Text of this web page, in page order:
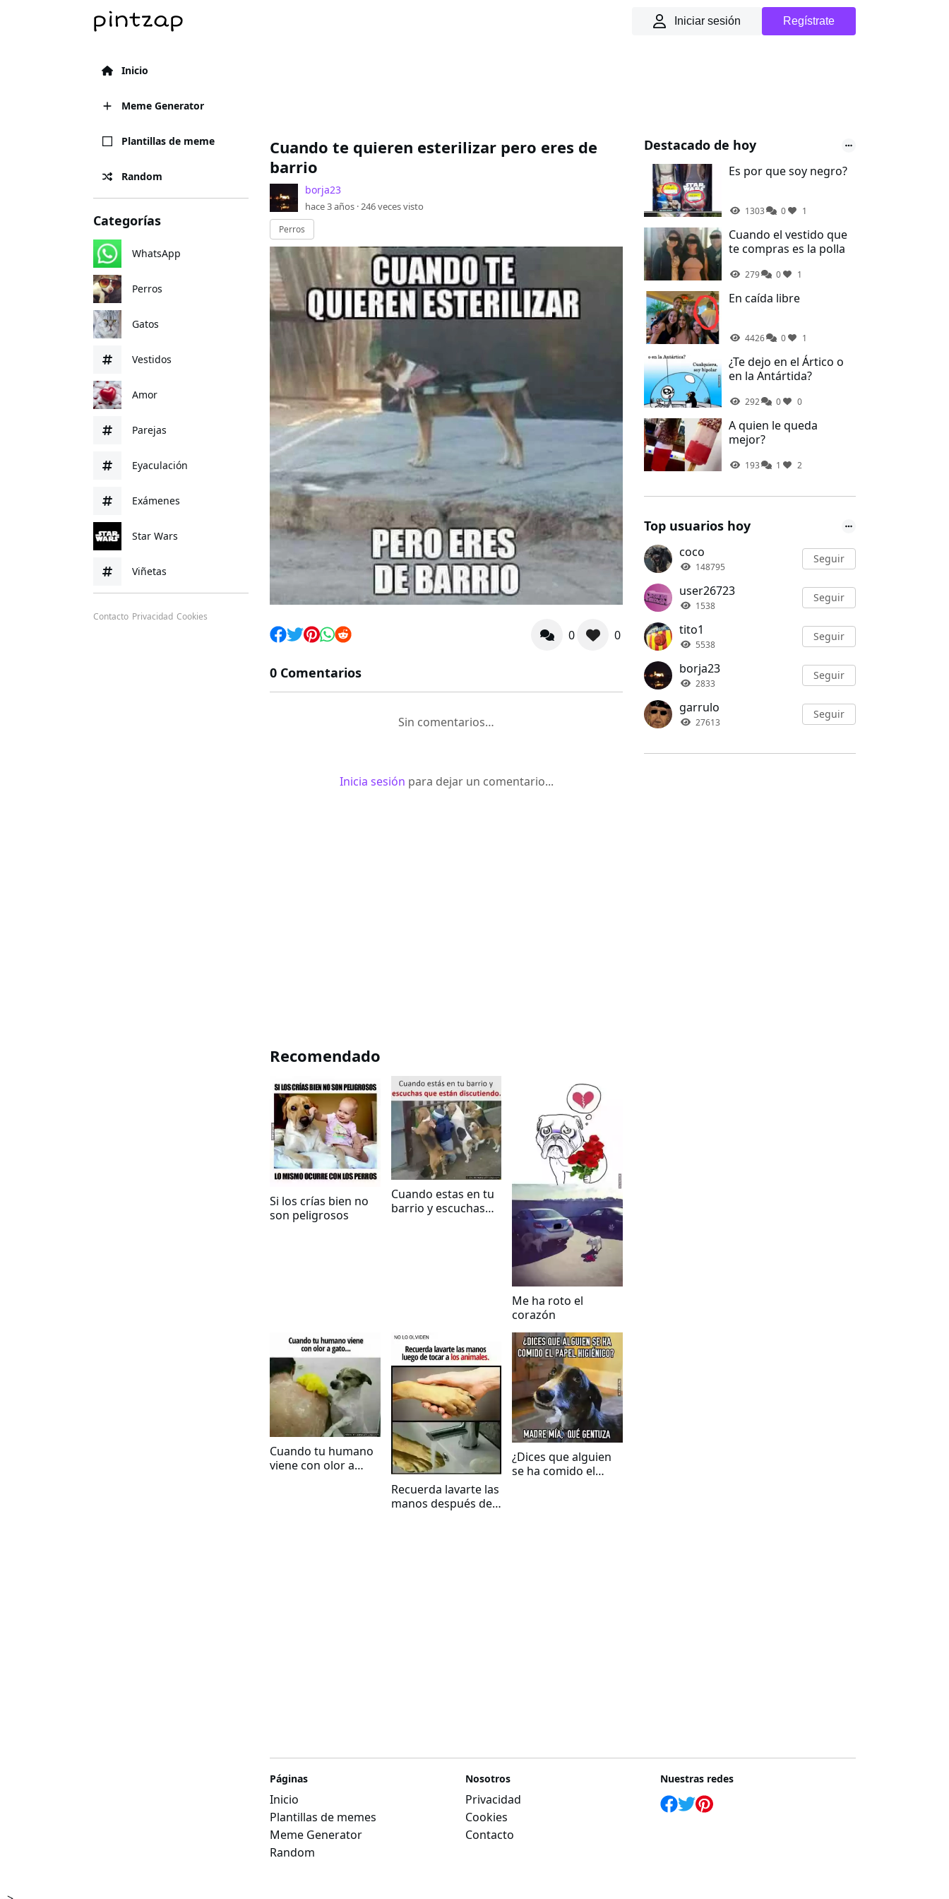
Iniciar sesión Regístrate
Inicio
Meme Generator
Plantillas de meme
Random
Categorías
WhatsApp
Perros
Gatos
Vestidos
Amor
Parejas
Eyaculación
Exámenes
Star Wars
Viñetas
Contacto Privacidad Cookies
Cuando te quieren esterilizar pero eres de
barrio
borja23
hace 3 años ·246veces visto
Perros
0 0
0 Comentarios
Sin comentarios…
Inicia sesión para dejar un comentario...
Recomendado
Si los crías bien no
son peligrosos
Cuando estas en tu
barrio y escuchas
Me ha roto el
corazón
Cuando tu humano
viene con olor a
Recuerda lavarte las
manos después de
¿Dices que alguien
se ha comido el
Destacado de hoy
Es por que soy negro?
1303 0 1
Cuando el vestido que
te compras es la polla
279 0 1
En caída libre
4426 0 1
¿Te dejo en el Ártico o
en la Antártida?
292 0 0
A quien le queda
mejor?
193 1 2
Top usuarios hoy
coco
148795
Seguir
user26723
1538
Seguir
tito1
5538
Seguir
borja23
2833
Seguir
garrulo
27613
Seguir
Páginas
Inicio
Plantillas de memes
Meme Generator
Random
Nosotros
Privacidad
Cookies
Contacto
Nuestras redes